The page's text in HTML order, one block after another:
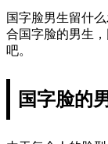
国字脸男生留什
合国字脸的男生
吧。
国字脸的